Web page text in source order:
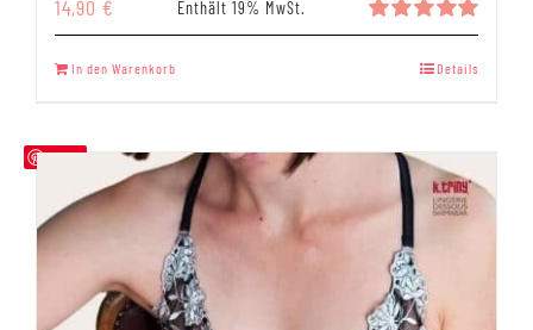
Bewertet
5.00
14,90 € Enthält 19% MwSt.
In den Warenkorb Details
Save